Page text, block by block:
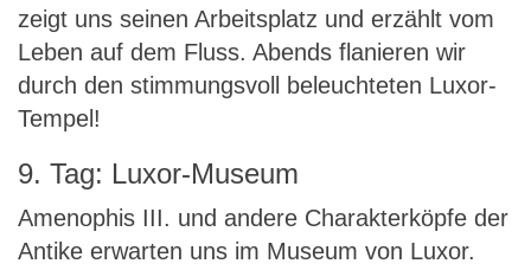
zeigt uns seinen Arbeitsplatz und erzählt vom
Leben auf dem Fluss. Abends flanieren wir
durch den stimmungsvoll beleuchteten Luxor-
Tempel!
9. Tag: Luxor-Museum
Amenophis III. und andere Charakterköpfe der
Antike erwarten uns im Museum von Luxor.